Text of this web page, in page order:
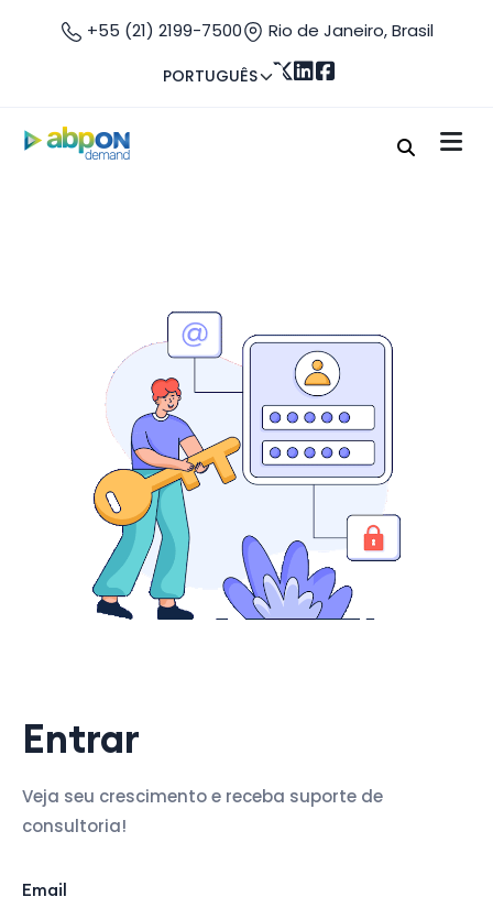
+55 (21) 2199-7500 Rio de Janeiro, Brasil
PORTUGUÊS
Entrar
Veja seu crescimento e receba suporte de
consultoria!
Email